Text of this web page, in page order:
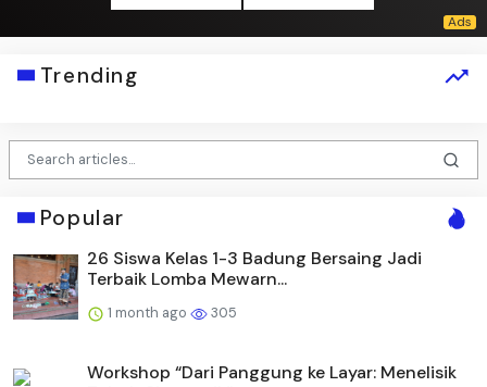
Trending
Popular
26 Siswa Kelas 1-3 Badung Bersaing Jadi
Terbaik Lomba Mewarn...
1 month ago 305
Workshop “Dari Panggung ke Layar: Menelisik